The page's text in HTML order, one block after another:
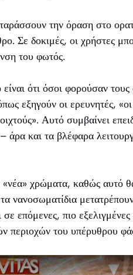
την όραση στο
Σε δοκιμές, οι χρήστες
του φωτός.
ότι όσοι φορούσαν
εξηγούν οι ερευνητές,
Αυτό συμβαίνει
και τα βλέφαρα
χρώματα, καθώς αυτό
νανοσωματίδια
σε επόμενες, πιο
περιοχών του υπέρυθρου